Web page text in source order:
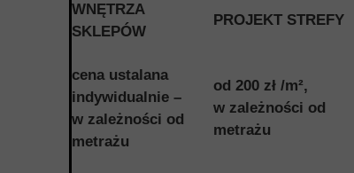
WNĘTRZA
SKLEPÓW
PROJEKT STREFY
cena ustalana
indywidualnie –
w zależności od
metrażu
od 200 zł /m²,
w zależności od
metrażu